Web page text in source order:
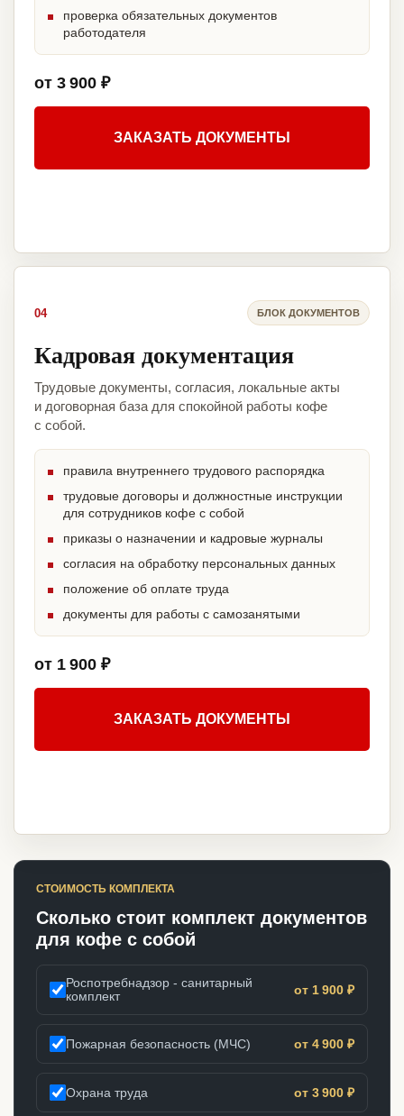
проверка обязательных документов
работодателя
от 3 900 ₽
ЗАКАЗАТЬ ДОКУМЕНТЫ
04 БЛОК ДОКУМЕНТОВ
Кадровая документация
Трудовые документы, согласия, локальные акты
и договорная база для спокойной работы кофе
с собой.
правила внутреннего трудового распорядка
трудовые договоры и должностные инструкции
для сотрудников кофе с собой
приказы о назначении и кадровые журналы
согласия на обработку персональных данных
положение об оплате труда
документы для работы с самозанятыми
от 1 900 ₽
ЗАКАЗАТЬ ДОКУМЕНТЫ
СТОИМОСТЬ КОМПЛЕКТА
Сколько стоит комплект документов
для кофе с собой
Роспотребнадзор - санитарный
комплект
от 1 900 ₽
Пожарная безопасность (МЧС) от 4 900 ₽
Охрана труда от 3 900 ₽